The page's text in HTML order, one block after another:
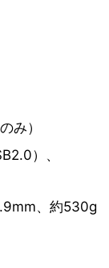
み）
）、
、約530g